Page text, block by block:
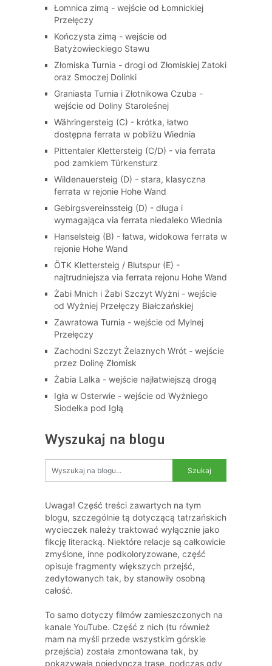
Łomnica zimą - wejście od Łomnickiej
Przełęczy
Kończysta zimą - wejście od
Batyżowieckiego Stawu
Złomiska Turnia - drogi od Złomiskiej Zatoki
oraz Smoczej Dolinki
Graniasta Turnia i Złotnikowa Czuba -
wejście od Doliny Staroleśnej
Währingersteig (C) - krótka, łatwo
dostępna ferrata w pobliżu Wiednia
Pittentaler Klettersteig (C/D) - via ferrata
pod zamkiem Türkensturz
Wildenauersteig (D) - stara, klasyczna
ferrata w rejonie Hohe Wand
Gebirgsvereinssteig (D) - długa i
wymagająca via ferrata niedaleko Wiednia
Hanselsteig (B) - łatwa, widokowa ferrata w
rejonie Hohe Wand
ÖTK Klettersteig / Blutspur (E) -
najtrudniejsza via ferrata rejonu Hohe Wand
Żabi Mnich i Żabi Szczyt Wyżni - wejście
od Wyżniej Przełęczy Białczańskiej
Zawratowa Turnia - wejście od Mylnej
Przełęczy
Zachodni Szczyt Żelaznych Wrót - wejście
przez Dolinę Złomisk
Żabia Lalka - wejście najłatwiejszą drogą
Igła w Osterwie - wejście od Wyżniego
Siodełka pod Igłą
Wyszukaj na blogu
Uwaga! Część treści zawartych na tym
blogu, szczególnie tą dotyczącą tatrzańskich
wycieczek należy traktować wyłącznie jako
fikcję literacką. Niektóre relacje są całkowicie
zmyślone, inne podkoloryzowane, część
opisuje fragmenty większych przejść,
zedytowanych tak, by stanowiły osobną
całość.
To samo dotyczy filmów zamieszczonych na
kanale YouTube. Część z nich (tu również
mam na myśli przede wszystkim górskie
przejścia) została zmontowana tak, by
pokazywała pojedynczą trasę, podczas gdy